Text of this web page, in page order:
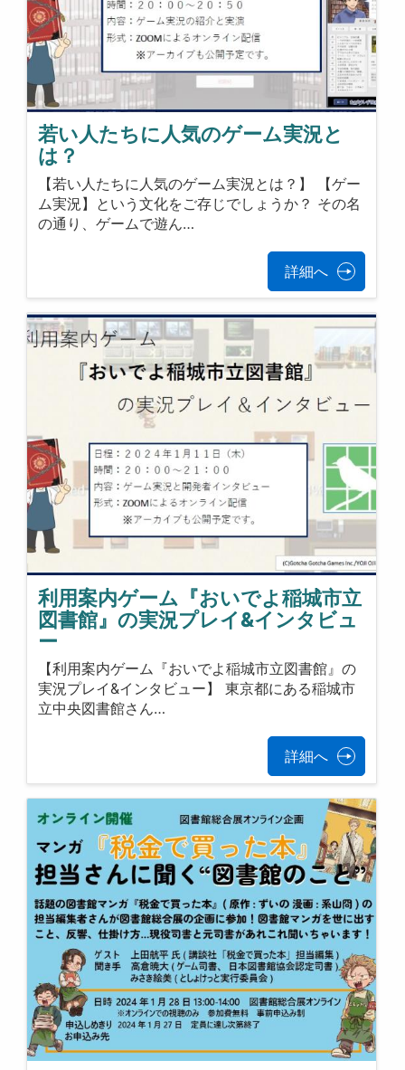
若い人たちに人気のゲーム実況と
は？
【若い人たちに人気のゲーム実況とは？】 【ゲー
ム実況】という文化をご存じでしょうか？ その名
の通り、ゲームで遊ん…
詳細へ
利用案内ゲーム『おいでよ稲城市立
図書館』の実況プレイ&インタビュ
ー
【利用案内ゲーム『おいでよ稲城市立図書館』の
実況プレイ&インタビュー】 東京都にある稲城市
立中央図書館さん…
詳細へ